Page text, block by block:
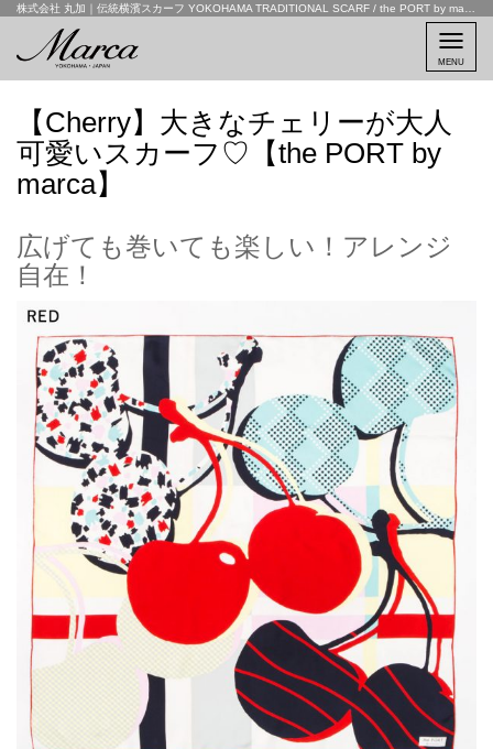
MENU
【Cherry】大きなチェリーが大人
可愛いスカーフ♡【the PORT by
marca】
広げても巻いても楽しい！アレンジ
自在！